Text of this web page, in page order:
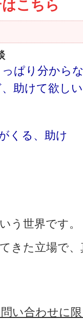
こちら
ぱり分から
助けて欲し
くる、助け
う世界です。
きた立場で
い合わせに